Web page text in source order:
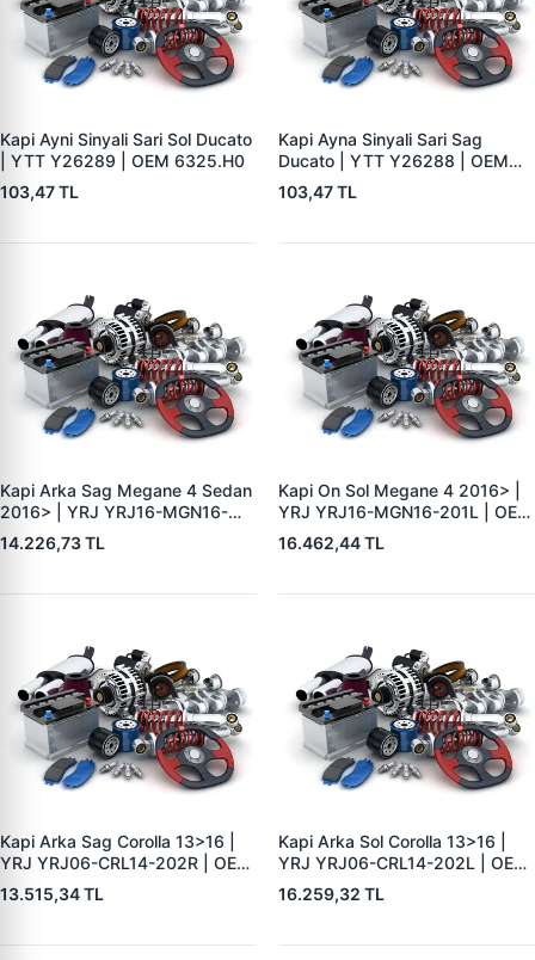
Kapi Ayni Sinyali Sari Sol Ducato
| YTT Y26289 | OEM 6325.H0
103,47 TL
Kapi Ayna Sinyali Sari Sag
Ducato | YTT Y26288 | OEM
6325.H1
103,47 TL
Kapi Arka Sag Megane 4 Sedan
2016> | YRJ YRJ16-MGN16-
202R | OEM 821003398R
821001172R
14.226,73 TL
Kapi On Sol Megane 4 2016> |
YRJ YRJ16-MGN16-201L | OEM
801010705R
16.462,44 TL
Kapi Arka Sag Corolla 13>16 |
YRJ YRJ06-CRL14-202R | OEM
6700302410
13.515,34 TL
Kapi Arka Sol Corolla 13>16 |
YRJ YRJ06-CRL14-202L | OEM
6700402410
16.259,32 TL